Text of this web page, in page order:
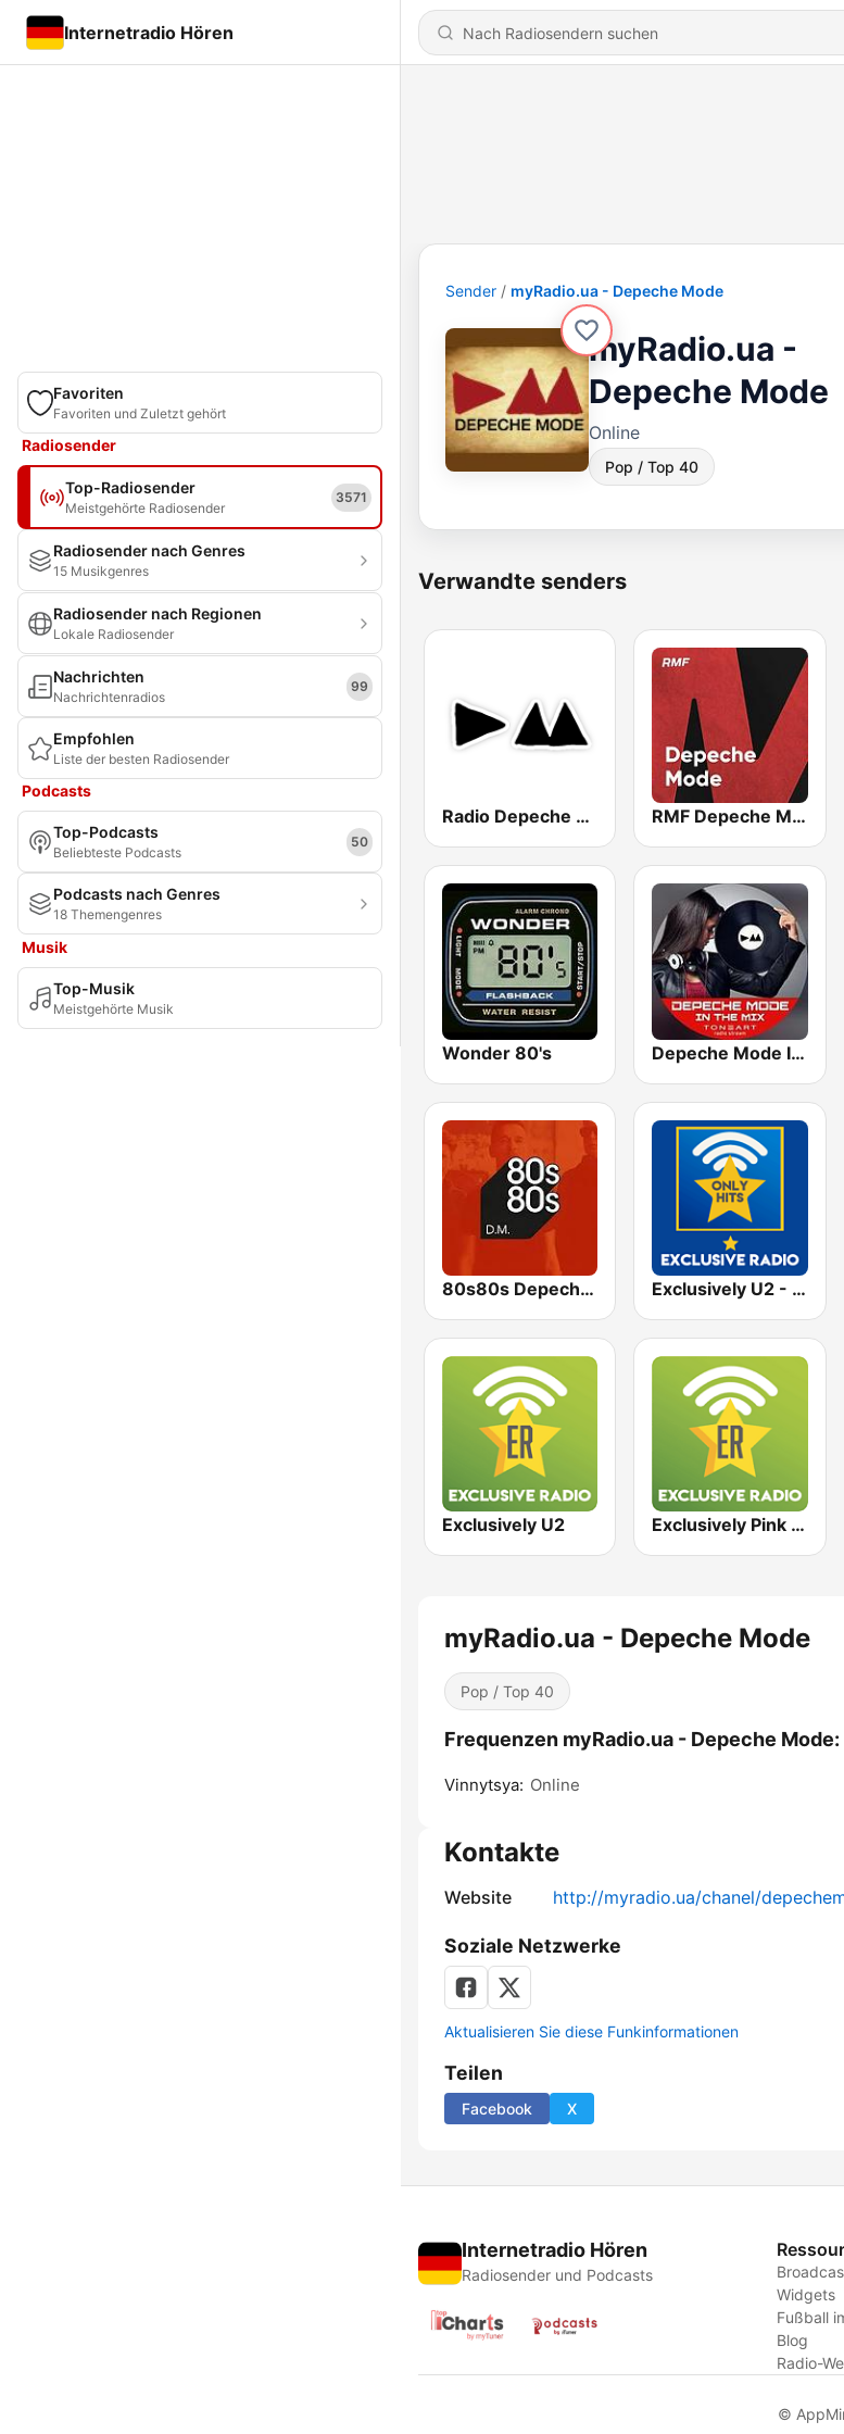
Internetradio Hören
Favoriten
Favoriten und Zuletzt gehört
Radiosender
Top-Radiosender
Meistgehörte Radiosender
3571
Radiosender nach Genres
15 Musikgenres
Radiosender nach Regionen
Lokale Radiosender
Nachrichten
Nachrichtenradios
99
Empfohlen
Liste der besten Radiosender
Podcasts
Top-Podcasts
Beliebteste Podcasts
50
Podcasts nach Genres
18 Themengenres
Musik
Top-Musik
Meistgehörte Musik
Sender myRadio.ua - Depeche Mode
myRadio.ua -
Depeche Mode
Online
Pop / Top 40
Verwandte senders
Radio Depeche Mode RMF Depeche Mode
Wonder 80's Depeche Mode In The Mix
80s80s Depeche Mode Exclusively U2 - HITS
Exclusively U2 Exclusively Pink Floyd
myRadio.ua - Depeche Mode
Pop / Top 40
Frequenzen myRadio.ua - Depeche Mode:
Vinnytsya: Online
Kontakte
Website http://myradio.ua/chanel/
Soziale Netzwerke
Aktualisieren Sie diese Funkinformationen
Teilen
Facebook X
Internetradio Hören
Radiosender und Podcasts
Widgets
Fußball
Blog
Radio-
©